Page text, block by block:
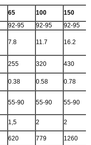
65 100
150
92-95 92-95
92-95
7.8 11.7 16.2
255 320
430
0.38 0.58
0.78
55-90 55-90 55-90
1,5 2
2
620 779
1260